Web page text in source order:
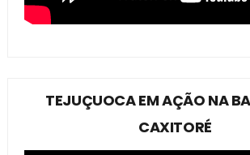
TEJUÇUOCA EM AÇÃO NA
CAXITORÉ